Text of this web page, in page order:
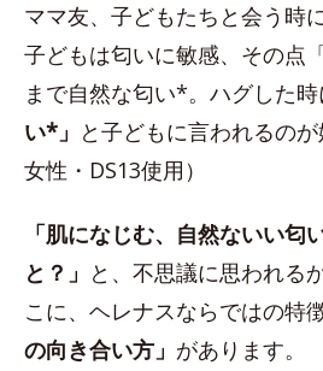
ママ友、子どもたちと会う時
子どもは匂いに敏感、その点
まで自然な匂い*。ハグした時
い*」 と子どもに言われるの
女性・DS13使用）
「肌になじむ、自然ないい匂
と？」 と、不思議に思われる
こに、ヘレナスならではの特徴
の向き合い方」 があります。